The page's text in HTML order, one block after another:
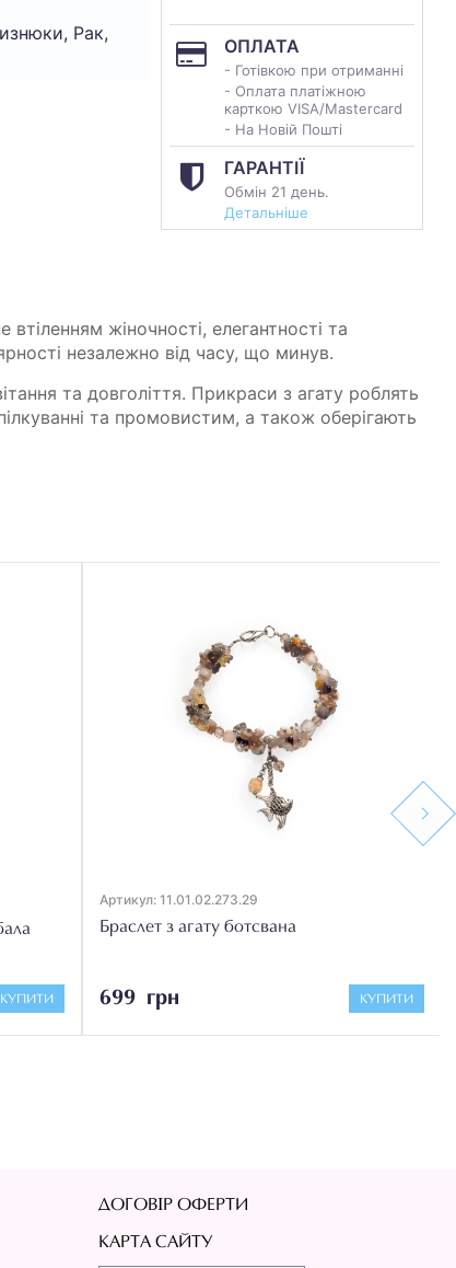
Рак,
ОПЛАТА
- Готівкою при отриманні
- Оплата платіжною
карткою VISA/Mastercard
- На Новій Пошті
ГАРАНТІЇ
Обмін 21 день.
Детальніше
жіночності, елегантності та
незалежно від часу, що минув.
та довголіття. Прикраси з агату роблять
та промовистим, а також оберігають
КУПИТИ
Артикул: 11.01.02.273.29
Браслет з агату ботсвана
699 грн КУПИТИ
Next
ДОГОВІР ОФЕРТИ
КАРТА САЙТУ